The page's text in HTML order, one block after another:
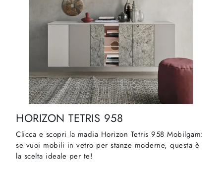
HORIZON TETRIS 958
Clicca e scopri la madia Horizon Tetris 958 Mobilgam:
se vuoi mobili in vetro per stanze moderne, questa è
la scelta ideale per te!